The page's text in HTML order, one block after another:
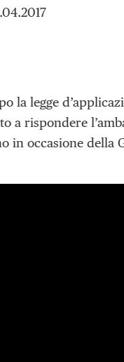
la legge
a rispondere
in occasione della